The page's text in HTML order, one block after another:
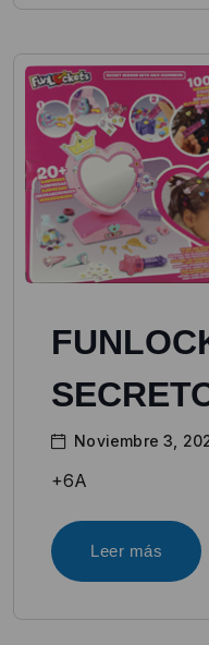
Noviembre 3,
+6A
Leer más